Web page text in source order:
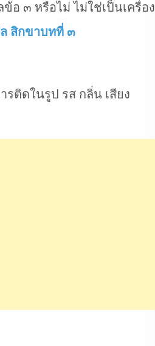
อ ๓ หรือไม่ ไม่ใช่เป็นเครื่อง
สิกขาบทที่ ๓
ติดในรูป รส กลิ่น เสียง